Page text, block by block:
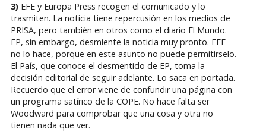
3)EFE y Europa Press recogen el comunicado y lo
trasmiten. La noticia tiene repercusión en los medios de
PRISA, pero también en otros como el diario El Mundo.
EP, sin embargo, desmiente la noticia muy pronto. EFE
no lo hace, porque en este asunto no puede permitirselo.
El País, que conoce el desmentido de EP, toma la
decisión editorial de seguir adelante. Lo saca en portada.
Recuerdo que el error viene de confundir una página con
un programa satírico de la COPE. No hace falta ser
Woodward para comprobar que una cosa y otra no
tienen nada que ver.